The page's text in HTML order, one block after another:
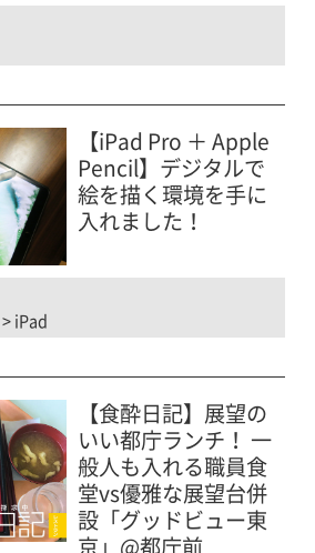
【iPad Pro ＋ Apple
Pencil】デジタルで
絵を描く環境を手に
入れました！
>iPad
【食酔日記】展望の
いい都庁ランチ！ 一
般人も入れる職員食
堂vs優雅な展望台併
設「グッドビュー東
京」@都庁前